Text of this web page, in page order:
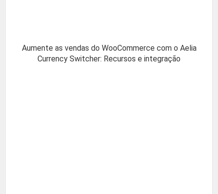
Aumente as vendas do WooCommerce com o Aelia
Currency Switcher: Recursos e integração